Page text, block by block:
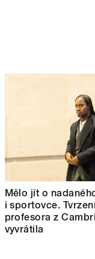
Mělo jít o
i sportovce.
profesora z
vyvrátila